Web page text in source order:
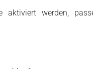
werden,